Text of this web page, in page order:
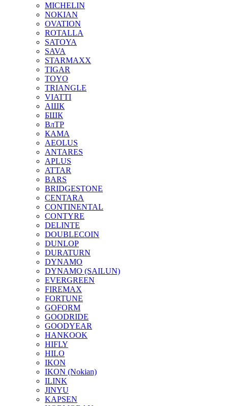
MICHELIN
NOKIAN
OVATION
ROTALLA
SATOYA
SAVA
STARMAXX
TIGAR
TOYO
TRIANGLE
VIATTI
АШК
БШК
ВлТР
КАМА
AEOLUS
ANTARES
APLUS
ATTAR
BARS
BRIDGESTONE
CENTARA
CONTINENTAL
CONTYRE
DELINTE
DOUBLECOIN
DUNLOP
DURATURN
DYNAMO
DYNAMO (SAILUN)
EVERGREEN
FIREMAX
FORTUNE
GOFORM
GOODRIDE
GOODYEAR
HANKOOK
HIFLY
HILO
IKON
IKON (Nokian)
ILINK
JINYU
KAPSEN